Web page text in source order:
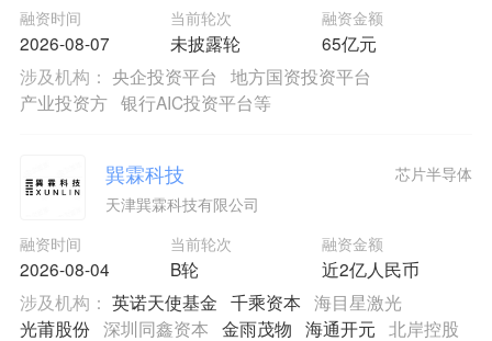
融资时间
2026-08-07
当前轮次
未披露轮
融资金额
65亿元
涉及机构： 央企投资平台
地方国资投资平台
产业投资方 银行AIC投资平台等
巽霖科技
天津巽霖科技有限公司
融资时间
2026-08-04
当前轮次
B轮
融资金额
近2亿人民币
芯片半导体
涉及机构： 英诺天使基金 千乘资本 海目星激光
光莆股份 深圳同鑫资本 金雨茂物 海通开元 北岸控股